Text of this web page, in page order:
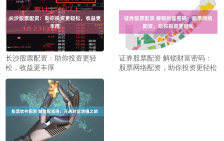
长沙股票配资：助你投资更轻
松，收益更丰厚
证券股票配资 解锁财富密码：
股票网络配资，助你投资更轻松